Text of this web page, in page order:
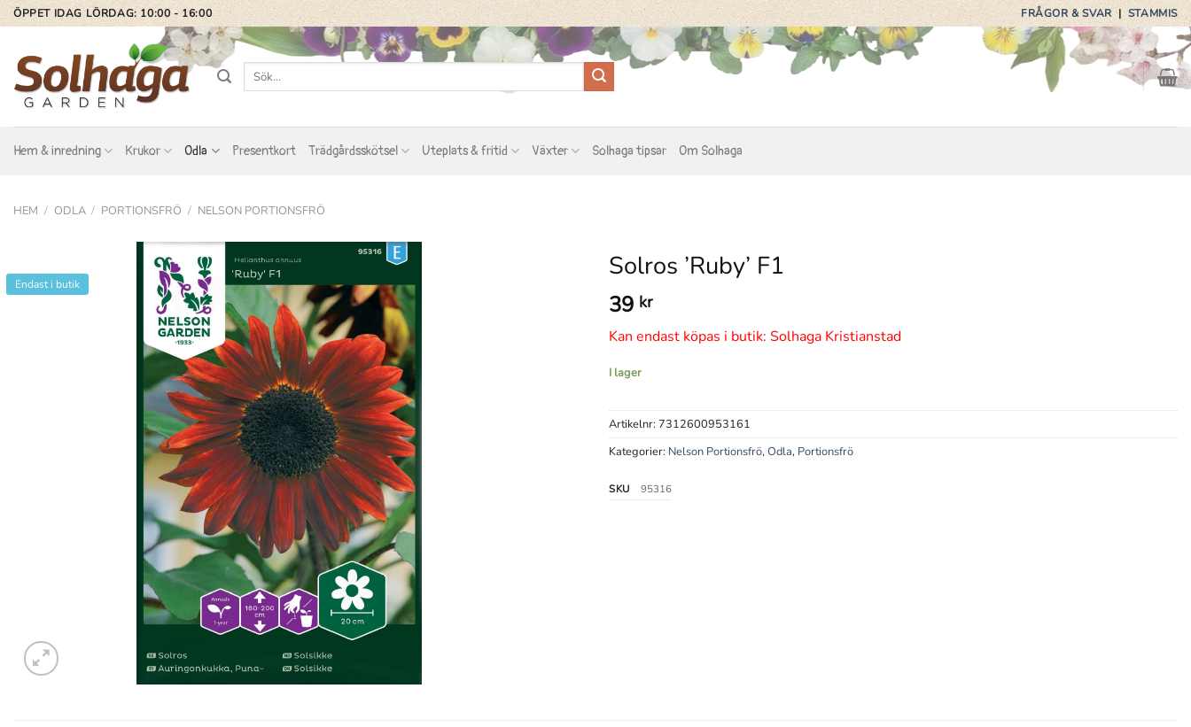
Skip
to
content
ÖPPET IDAG LÖRDAG: 10:00 - 16:00 FRÅGOR & SVAR|STAMMIS
Sök
Hem & inredning Krukor Odla Presentkort Trädgårdsskötsel Uteplats & fritid Växter Solhaga tipsar Om Solhaga
HEM / ODLA / PORTIONSFRÖ / NELSON PORTIONSFRÖ
Endast i butik
Solros ’Ruby’ F1
39 kr
Kan endast köpas i butik: Solhaga Kristianstad
I lager
Artikelnr: 7312600953161
Kategorier: Nelson Portionsfrö,Odla, Portionsfrö
SKU 95316